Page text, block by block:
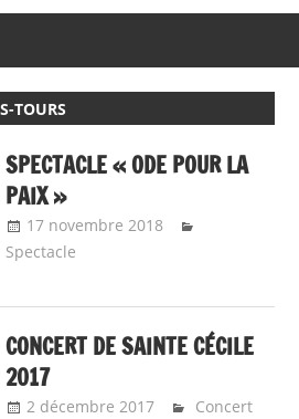
TOURS
SPECTACLE « ODE POUR LA
PAIX »
17 novembre 2018
Spectacle
CONCERT DE SAINTE CÉCILE
2017
2 décembre 2017
Emeline
Concert